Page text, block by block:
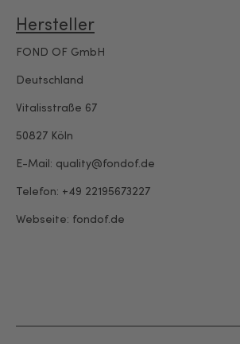
Hersteller
FOND OF GmbH
Deutschland
Vitalisstraße 67
50827 Köln
E-Mail: quality@fondof.de
Telefon: +49 22195673227
Webseite: fondof.de